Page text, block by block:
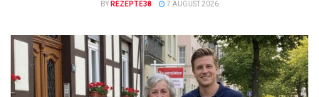
BY REZEPTE38 7 AUGUST 2026